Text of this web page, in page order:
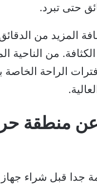
المزيد من
من الناحية
الراحة
عن منطقة